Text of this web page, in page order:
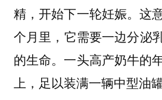
精，开始下一轮妊娠。这
个月里，它需要一边分泌
的生命。一头高产奶牛的
上，足以装满一辆中型油罐